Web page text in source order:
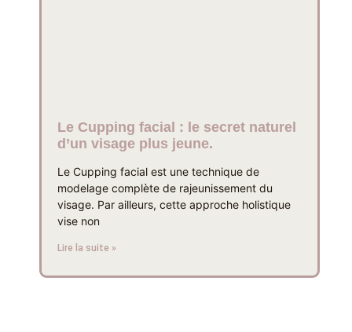
Le Cupping facial : le secret naturel
d’un visage plus jeune.
Le Cupping facial est une technique de
modelage complète de rajeunissement du
visage. Par ailleurs, cette approche holistique
vise non
Lire la suite »